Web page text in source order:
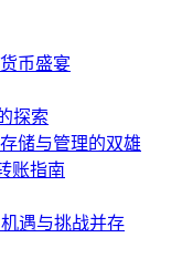
币盛宴
探索
储与管理的双雄
账指南
遇与挑战并存